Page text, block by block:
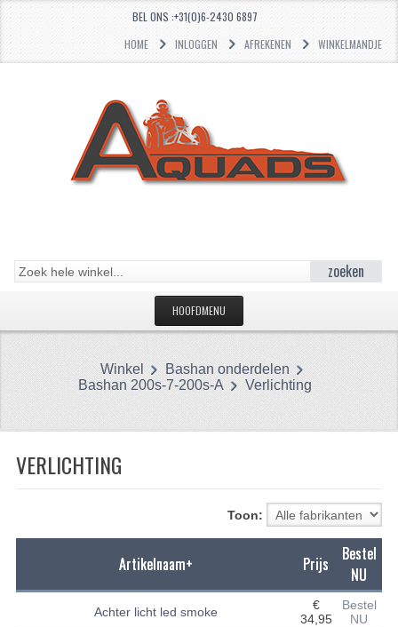
BEL ONS :+31(0)6-2430 6897
HOME
INLOGGEN AFREKENEN WINKELMANDJE
zoeken
HOOFDMENU
CATEGORIEËN
PAKKINGEN
PLASTIC PARTS
Winkel
Bashan onderdelen
Bashan 200s-7-200s-A
Verlichting
VERLICHTING
Toon:
Artikelnaam+ Prijs
Bestel
NU
Achter licht led smoke
€
34,95
Bestel
NU